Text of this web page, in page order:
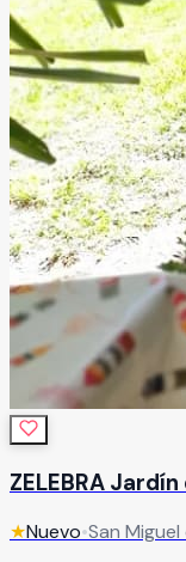
ZELEBRA
★Nuevo•San